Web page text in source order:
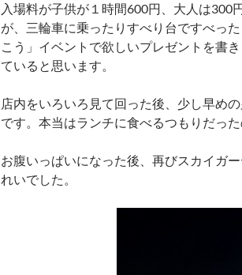
入場料が子供が１時間600円、大人は300
が、三輪車に乗ったりすべり台ですべっ
こう」イベントで欲しいプレゼントを書
ていると思います。
店内をいろいろ見て回った後、少し早めの
です。本当はランチに食べるつもりだっ
お腹いっぱいになった後、再びスカイガ
れいでした。